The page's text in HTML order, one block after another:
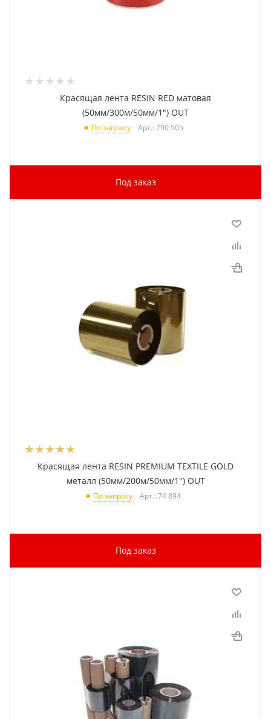
Красящая лента RESIN RED матовая
(50мм/300м/50мм/1") OUT
По запросу Арт.: 790 505
Под заказ
Красящая лента RESIN PREMIUM TEXTILE GOLD
металл (50мм/200м/50мм/1") OUT
По запросу Арт.: 74 894
Под заказ